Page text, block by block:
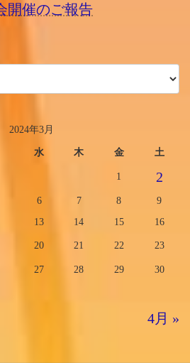
開催のご報告
2024年3月
水 木 金 土
1 2
6 7 8
9
13 14 15 16
20 21 22 23
27 28 29
30
4月 »